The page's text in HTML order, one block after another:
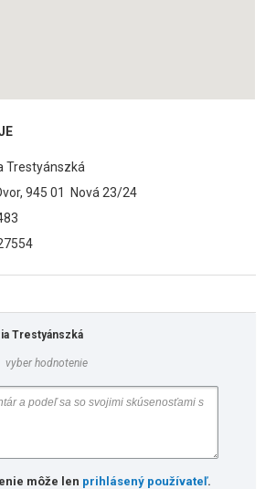
Trestyánszká
945 01 Nová 23/24
Trestyánszká
vyber hodnotenie
môže len prihlásený používateľ.